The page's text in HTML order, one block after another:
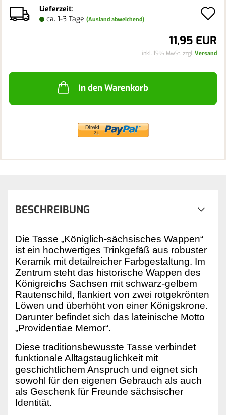
Lieferzeit:
ca. 1-3 Tage (Ausland abweichend)
11,95 EUR
inkl. 19% MwSt. zzgl. Versand
In den Warenkorb
BESCHREIBUNG
Die Tasse „Königlich-sächsisches Wappen“
ist ein hochwertiges Trinkgefäß aus robuster
Keramik mit detailreicher Farbgestaltung. Im
Zentrum steht das historische Wappen des
Königreichs Sachsen mit schwarz-gelbem
Rautenschild, flankiert von zwei rotgekrönten
Löwen und überhöht von einer Königskrone.
Darunter befindet sich das lateinische Motto
„Providentiae Memor“.
Diese traditionsbewusste Tasse verbindet
funktionale Alltagstauglichkeit mit
geschichtlichem Anspruch und eignet sich
sowohl für den eigenen Gebrauch als auch
als Geschenk für Freunde sächsischer
Identität.